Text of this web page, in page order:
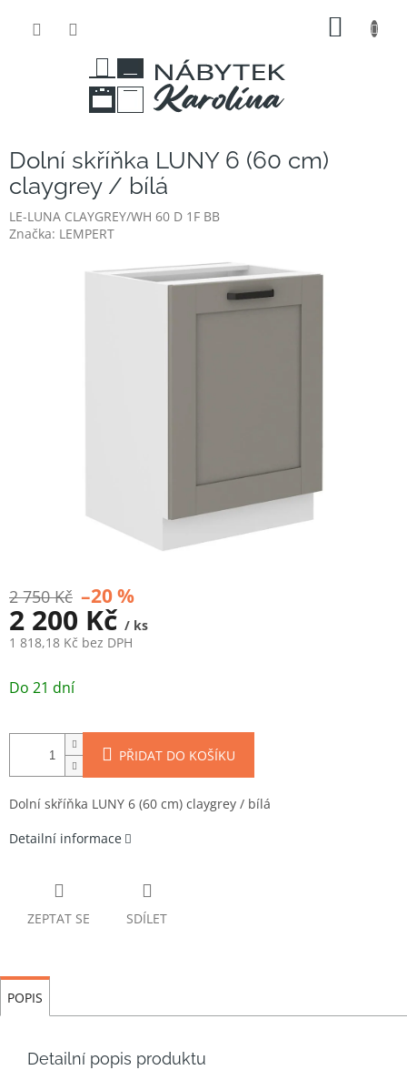
Dolní skříňka LUNY 6 (60 cm)
claygrey / bílá
LE-LUNA CLAYGREY/WH 60 D 1F BB
Značka: LEMPERT
2 750 Kč –20 %
2 200 Kč / ks
1 818,18 Kč bez DPH
cena:
Do 21 dní
PŘIDAT DO KOŠÍKU
Dolní skříňka LUNY 6 (60 cm) claygrey / bílá
Detailní informace
ZEPTAT SE SDÍLET
POPIS
Detailní popis produktu